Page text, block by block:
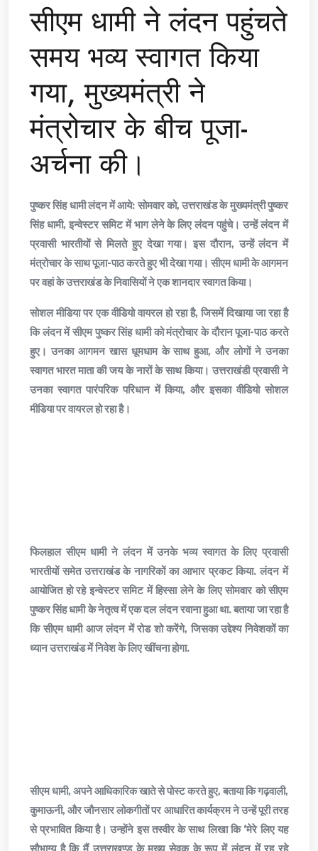
सीएम धामी ने लंदन पहुंचते
समय भव्य स्वागत किया
गया, मुख्यमंत्री ने
मंत्रोचार के बीच पूजा-
अर्चना की।
पुष्कर सिंह धामी लंदन में आये: सोमवार को, उत्तराखंड के मुख्यमंत्री पुष्कर
सिंह धामी, इन्वेस्टर समिट में भाग लेने के लिए लंदन पहुंचे। उन्हें लंदन में
प्रवासी भारतीयों से मिलते हुए देखा गया। इस दौरान, उन्हें लंदन में
मंत्रोचार के साथ पूजा-पाठ करते हुए भी देखा गया। सीएम धामी के आगमन
पर वहां के उत्तराखंड के निवासियों ने एक शानदार स्वागत किया।
सोशल मीडिया पर एक वीडियो वायरल हो रहा है, जिसमें दिखाया जा रहा है
कि लंदन में सीएम पुष्कर सिंह धामी को मंत्रोचार के दौरान पूजा-पाठ करते
हुए। उनका आगमन खास धूमधाम के साथ हुआ, और लोगों ने उनका
स्वागत भारत माता की जय के नारों के साथ किया। उत्तराखंडी प्रवासी ने
उनका स्वागत पारंपरिक परिधान में किया, और इसका वीडियो सोशल
मीडिया पर वायरल हो रहा है।
फिलहाल सीएम धामी ने लंदन में उनके भव्य स्वागत के लिए प्रवासी
भारतीयों समेत उत्तराखंड के नागरिकों का आभार प्रकट किया. लंदन में
आयोजित हो रहे इन्वेस्टर समिट में हिस्सा लेने के लिए सोमवार को सीएम
पुष्कर सिंह धामी के नेतृत्व में एक दल लंदन रवाना हुआ था. बताया जा रहा है
कि सीएम धामी आज लंदन में रोड शो करेंगे, जिसका उद्देश्य निवेशकों का
ध्यान उत्तराखंड में निवेश के लिए खींचना होगा.
सीएम धामी, अपने आधिकारिक खाते से पोस्ट करते हुए, बताया कि गढ़वाली,
कुमाऊनी, और जौनसार लोकगीतों पर आधारित कार्यक्रम ने उन्हें पूरी तरह
से प्रभावित किया है। उन्होंने इस तस्वीर के साथ लिखा कि ‘मेरे लिए यह
सौभाग्य है कि मैं उत्तराखण्ड के मुख्य सेवक के रूप में लंदन में रह रहे